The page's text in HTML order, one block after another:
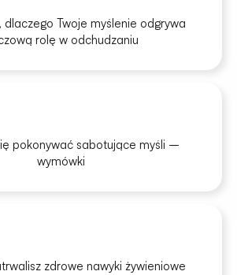
dlaczego Twoje myślenie odgrywa
rolę w odchudzaniu
pokonywać sabotujące myśli –
wymówki
zdrowe nawyki żywieniowe